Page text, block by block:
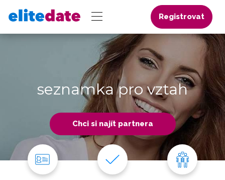
Registrovat
seznamka pro vztah
Chci si najít partnera